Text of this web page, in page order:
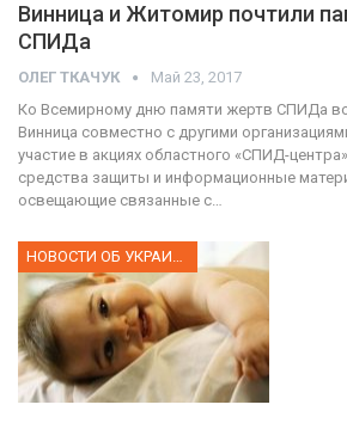
Винница и Житомир почтили
СПИДа
ОЛЕГ ТКАЧУК Май 23, 2017
Ко Всемирному дню памяти жертв СПИДа
Винница совместно с другими
участие в акциях областного «СПИД-
средства защиты и информационные
освещающие связанные с…
НОВОСТИ ОБ УКРАИНЕ